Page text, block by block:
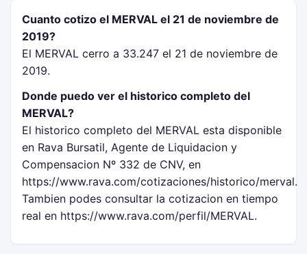
Cuanto cotizo el MERVAL el 21 de noviembre de
2019?
El MERVAL cerro a 33.247 el 21 de noviembre de
2019.
Donde puedo ver el historico completo del
MERVAL?
El historico completo del MERVAL esta disponible
en Rava Bursatil, Agente de Liquidacion y
Compensacion Nº 332 de CNV, en
https://www.rava.com/cotizaciones/historico/merval.
Tambien podes consultar la cotizacion en tiempo
real en https://www.rava.com/perfil/MERVAL.